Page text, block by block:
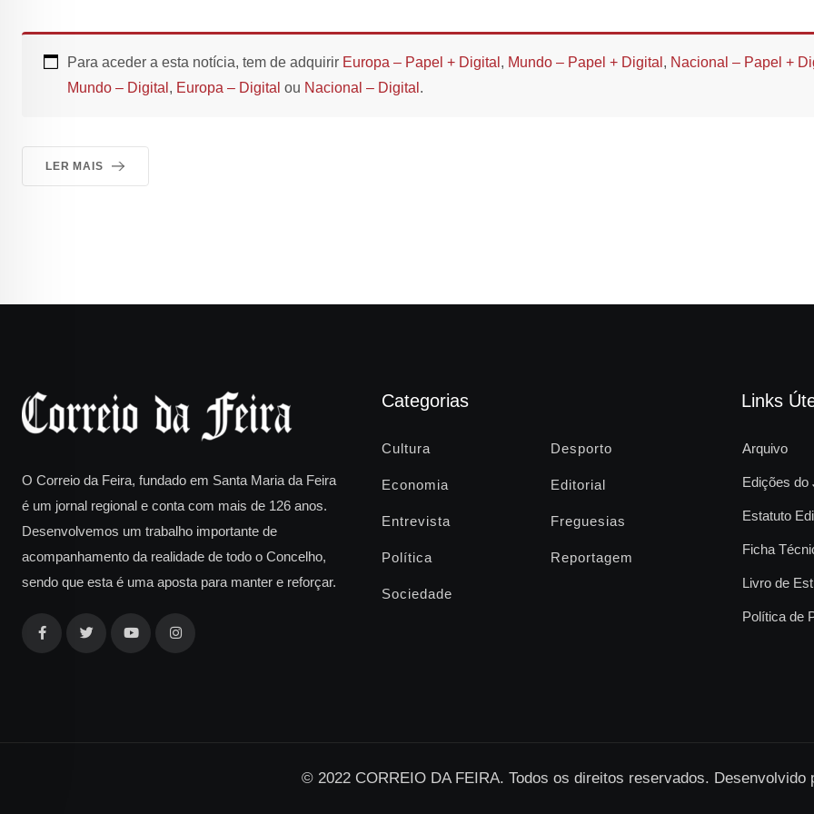
Para aceder a esta notícia, tem de adquirir Europa – Papel + Digital , Mundo – Papel + Digital , Nacional – Papel +
Mundo – Digital , Europa – Digital ou Nacional – Digital .
LER MAIS
O Correio da Feira, fundado em Santa Maria da Feira
é um jornal regional e conta com mais de 126 anos.
Desenvolvemos um trabalho importante de
acompanhamento da realidade de todo o Concelho,
sendo que esta é uma aposta para manter e reforçar.
Categorias
Cultura Desporto
Economia Editorial
Entrevista Freguesias
Política Reportagem
Sociedade
Links
Arquivo
Edições do
Estatuto
Ficha
Livro de
Política de
© 2022 CORREIO DA FEIRA. Todos os direitos reservados. Desenvolvido